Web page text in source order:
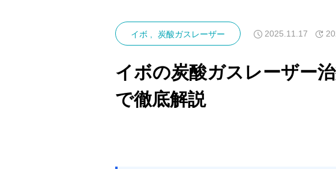
イボ 炭酸ガスレーザー 2025.11.17
イボの炭酸ガスレーザー
で徹底解説